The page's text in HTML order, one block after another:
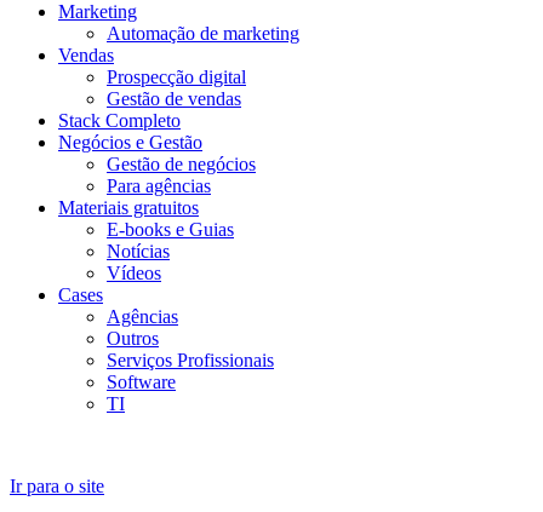
Marketing
Automação de marketing
Vendas
Prospecção digital
Gestão de vendas
Stack Completo
Negócios e Gestão
Gestão de negócios
Para agências
Materiais gratuitos
E-books e Guias
Notícias
Vídeos
Cases
Agências
Outros
Serviços Profissionais
Software
TI
Ir para o site